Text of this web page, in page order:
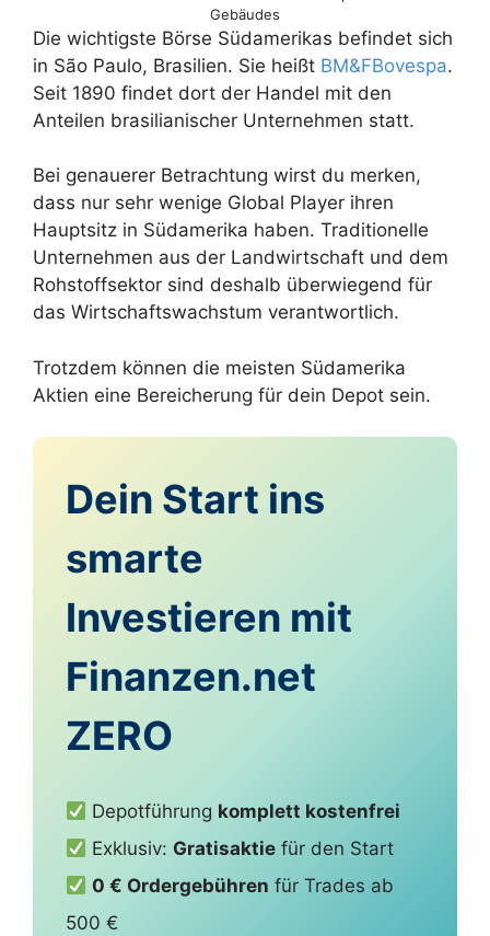
Gebäudes
Die wichtigste Börse Südamerikas befindet sich
in São Paulo, Brasilien. Sie heißt BM&FBovespa.
Seit 1890 findet dort der Handel mit den
Anteilen brasilianischer Unternehmen statt.
Bei genauerer Betrachtung wirst du merken,
dass nur sehr wenige Global Player ihren
Hauptsitz in Südamerika haben. Traditionelle
Unternehmen aus der Landwirtschaft und dem
Rohstoffsektor sind deshalb überwiegend für
das Wirtschaftswachstum verantwortlich.
Trotzdem können die meisten Südamerika
Aktien eine Bereicherung für dein Depot sein.
Dein Start ins
smarte
Investieren mit
Finanzen.net
ZERO
Depotführung komplett kostenfrei
Exklusiv: Gratisaktie für den Start
0 € Ordergebühren für Trades ab
500 €